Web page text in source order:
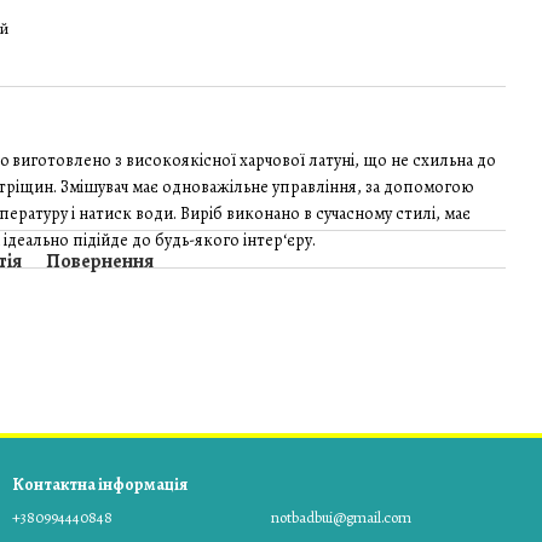
з високоякісної харчової латуні, що не схильна до
тріщин. Змішувач має одноважільне управління, за допомогою
і натиск води. Виріб виконано в сучасному стилі, має
підійде до будь-якого інтер‘єру.
Повернення
Контактна інформація
+380994440848 notbadbui@gmail.com